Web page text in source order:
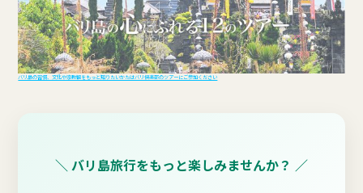
バリ島の習慣、文化や宗教観をもっと知りたいかたはバリ倶楽部のツアーにご参加ください
＼ バリ島旅行をもっと楽しみませんか？ ／